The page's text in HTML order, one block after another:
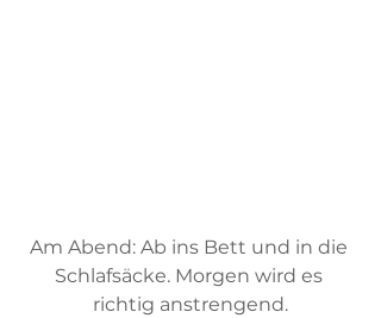
Am Abend: Ab ins Bett und in die
Schlafsäcke. Morgen wird es
richtig anstrengend.